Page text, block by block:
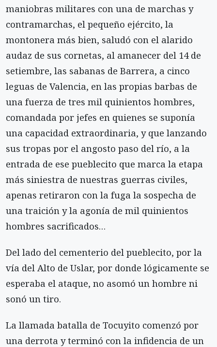
maniobras militares con una de marchas y
contramarchas, el pequeño ejército, la
montonera más bien, saludó con el alarido
audaz de sus cornetas, al amanecer del 14 de
setiembre, las sabanas de Barrera, a cinco
leguas de Valencia, en las propias barbas de
una fuerza de tres mil quinientos hombres,
comandada por jefes en quienes se suponía
una capacidad extraordinaria, y que lanzando
sus tropas por el angosto paso del río, a la
entrada de ese pueblecito que marca la etapa
más siniestra de nuestras guerras civiles,
apenas retiraron con la fuga la sospecha de
una traición y la agonía de mil quinientos
hombres sacrificados…
Del lado del cementerio del pueblecito, por la
vía del Alto de Uslar, por donde lógicamente se
esperaba el ataque, no asomó un hombre ni
sonó un tiro.
La llamada batalla de Tocuyito comenzó por
una derrota y terminó con la infidencia de un